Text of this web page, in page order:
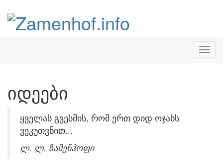
=
იდეები
ყველას გვესმის, რომ ერთ დიდ ოჯახს
ვეკუთვნით...
ლ. ლ. ზამენჰოფი